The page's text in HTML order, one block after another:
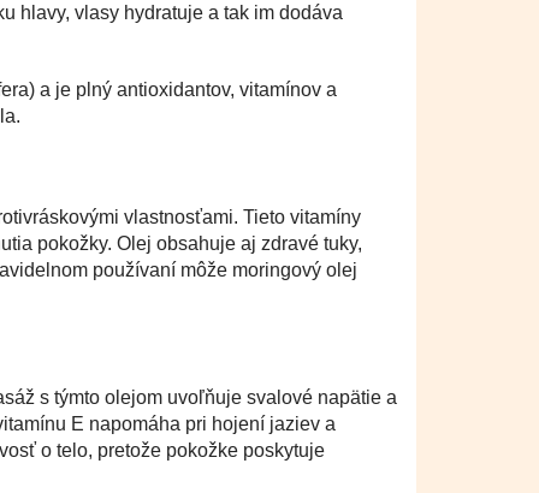
hlavy, vlasy hydratuje a tak im dodáva
a je plný antioxidantov, vitamínov a
vlastnosťami. Tieto vitamíny
pokožky. Olej obsahuje aj zdravé tuky,
používaní môže moringový olej
s týmto olejom uvoľňuje svalové napätie a
E napomáha pri hojení jaziev a
o telo, pretože pokožke poskytuje